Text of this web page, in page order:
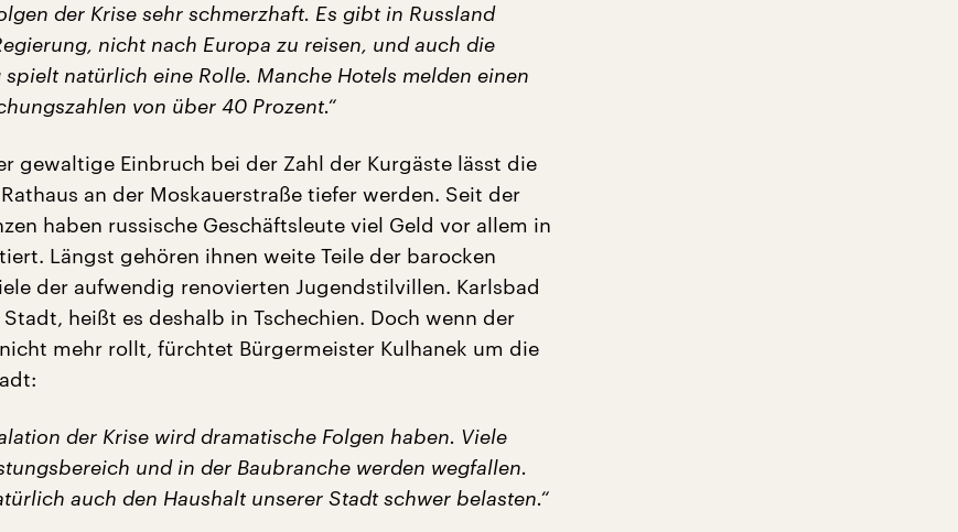
der Krise sehr schmerzhaft. Es gibt in Russland
nicht nach Europa zu reisen, und auch die
natürlich eine Rolle. Manche Hotels melden einen
von über 40 Prozent.“
gewaltige Einbruch bei der Zahl der Kurgäste lässt die
an der Moskauerstraße tiefer werden. Seit der
haben russische Geschäftsleute viel Geld vor allem in
Längst gehören ihnen weite Teile der barocken
der aufwendig renovierten Jugendstilvillen. Karlsbad
heißt es deshalb in Tschechien. Doch wenn der
mehr rollt, fürchtet Bürgermeister Kulhanek um die
der Krise wird dramatische Folgen haben. Viele
und in der Baubranche werden wegfallen.
auch den Haushalt unserer Stadt schwer belasten.“